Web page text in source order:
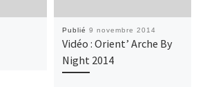
Publié 9 novembre 2014
Vidéo : Orient’ Arche By
Night 2014